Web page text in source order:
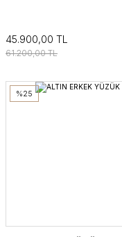
45.900,00 TL
61.200,00 TL
%25